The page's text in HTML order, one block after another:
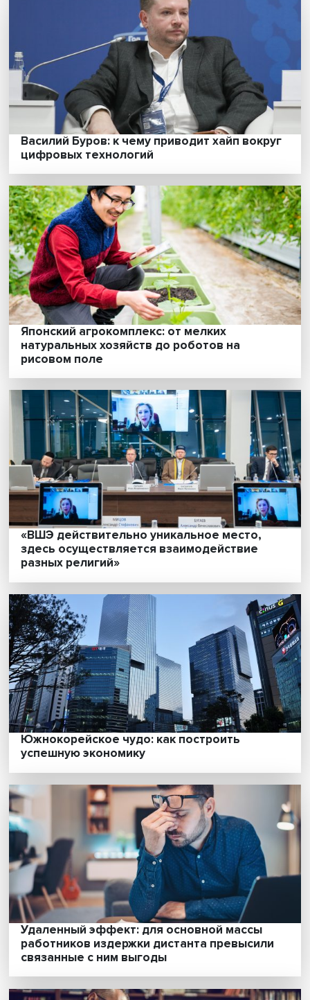
Активный политический реализм: как
снова делает себя великой
Василий Кашин: дипломатический бойкот
зимней Олимпиады в Пекине со стороны
США не влияет на ее статус и
успех, но омрачает атмосферу игр
«Высокая наука для исследователей —
говорить просто о сложном»
Василий Буров: к чему приводит хайп
цифровых технологий